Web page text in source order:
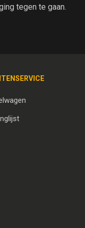
tegen te gaan.